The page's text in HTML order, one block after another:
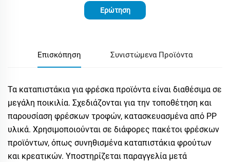
Ερώτηση
Επισκόπηση Συνιστώμενα Προϊόντα
Τα καταπιστάκια για φρέσκα προϊόντα είναι διαθέσιμα σε
μεγάλη ποικιλία. Σχεδιάζονται για την τοποθέτηση και
παρουσίαση φρέσκων τροφών, κατασκευασμένα από PP
υλικά. Χρησιμοποιούνται σε διάφορες πακέτοι φρέσκων
προϊόντων, όπως συνηθισμένα καταπιστάκια φρούτων
και κρεατικών. Υποστηρίζεται παραγγελία μετά